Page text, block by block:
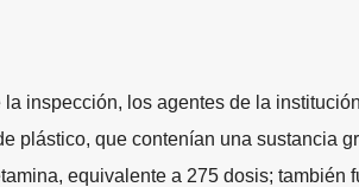
la inspección, los agentes de la
plástico, que contenían una sustancia
equivalente a 275 dosis; también